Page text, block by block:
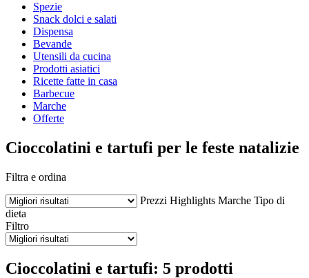
Spezie
Snack dolci e salati
Dispensa
Bevande
Utensili da cucina
Prodotti asiatici
Ricette fatte in casa
Barbecue
Marche
Offerte
Cioccolatini e tartufi per le feste natalizie
Filtra e ordina
Prezzi Highlights Marche Tipo di
dieta
Filtro
Cioccolatini e tartufi: 5 prodotti